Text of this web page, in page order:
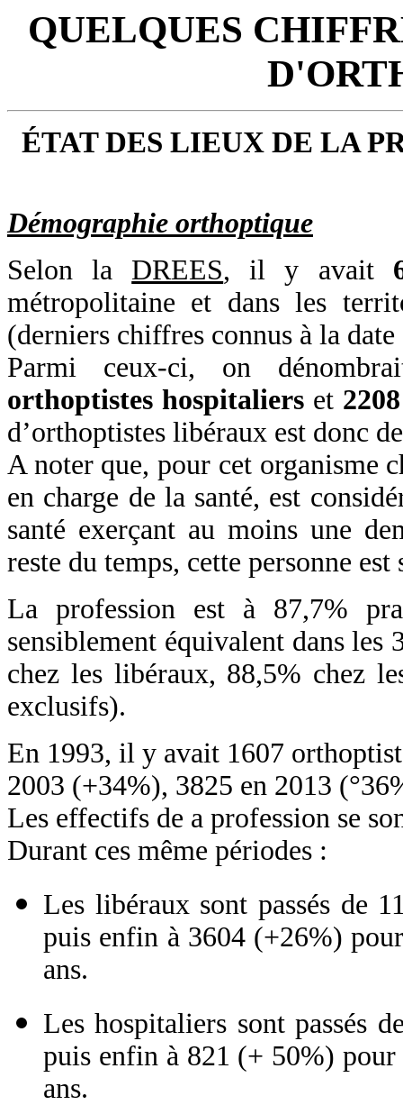
QUELQUES
ÉTAT DES LIEUX DE LA
Démographie orthoptique
Selon la DREES, il y avait
métropolitaine et dans les
(derniers chiffres connus à la
Parmi ceux-ci, on
orthoptistes hospitaliers et
d’orthoptistes libéraux est donc
A noter que, pour cet organisme
en charge de la santé, est
santé exerçant au moins une
reste du temps, cette personne est
La profession est à 87,7%
sensiblement équivalent dans les
chez les libéraux, 88,5% chez
exclusifs).
En 1993, il y avait 1607
2003 (+34%), 3825 en 2013
Les effectifs de a profession se
Durant ces même périodes :
Les libéraux sont passés de
puis enfin à 3604 (+26%)
ans.
Les hospitaliers sont passés
puis enfin à 821 (+ 50%) pour
ans.